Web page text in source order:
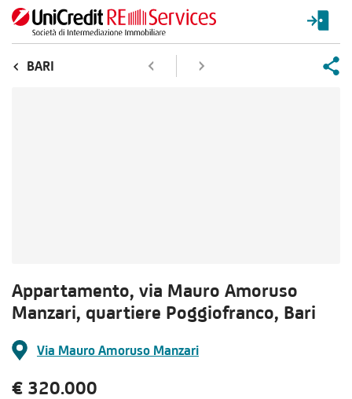
BARI
Appartamento, via Mauro Amoruso
Manzari, quartiere Poggiofranco, Bari
Via Mauro Amoruso Manzari
€ 320.000